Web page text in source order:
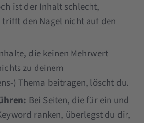
ist der Inhalt schlecht,
den Nagel nicht auf den
die keinen Mehrwert
zu deinem
) Thema beitragen, löscht du.
Bei Seiten, die für ein und
ranken, überlegst du dir,